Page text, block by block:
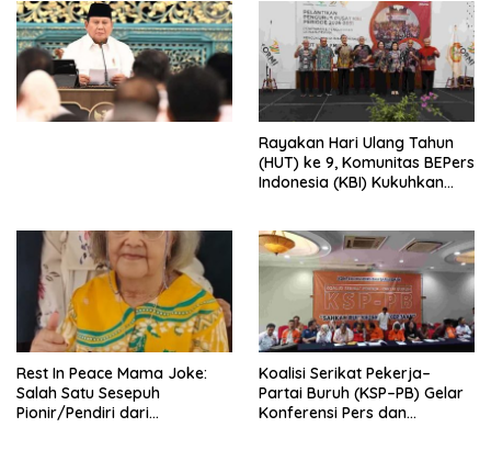
Penjajahan (Pergolakan
Ekonomi Politik Indonesia) &
Simposium Nasional “Urgensi
Undang-Undang
Perekonomian Nasional dan
Kesejahteraan Sosial dalam
Rayakan Hari Ulang Tahun
(HUT) ke 9, Komunitas BEPers
Indonesia (KBI) Kukuhkan
Tema: “Penguatan dan
Pengembangan Organisasi
KBI yang Berbasis Riset di
seluruh Indonesia dan
Mancanegara”.
Rest In Peace Mama Joke:
Salah Satu Sesepuh
Pionir/Pendiri dari
Koalisi Serikat Pekerja–
Partai Buruh (KSP–PB) Gelar
Konferensi Pers dan